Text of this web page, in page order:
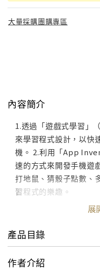
大量採購團購專區
內容簡介
1.透過「遊戲式學習
來學習程式設計，以快
機。 2.利用「App
速的方式來開發手機遊
打地鼠、猜骰子點數、
習程式的樂趣。
展
產品目錄
作者介紹